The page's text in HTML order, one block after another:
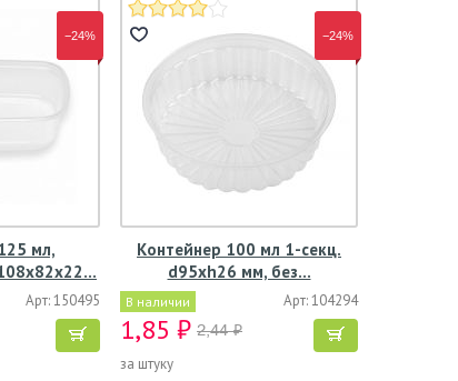
−24%
мл,
Арт: 150495
−24%
Контейнер 100 мл 1-секц.
d95хh26 мм, без…
В наличии Арт: 104294
1,85 ₽ 2,44 ₽
за штуку